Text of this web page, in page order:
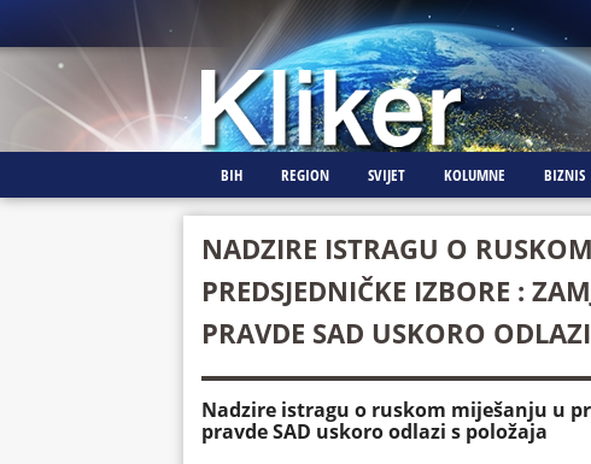
BIH REGION SVIJET KOLUMNE BIZNIS
NADZIRE ISTRAGU O
PREDSJEDNIČKE IZBORE :
PRAVDE SAD USKORO
Nadzire istragu o ruskom miješanju u
pravde SAD uskoro odlazi s položaja